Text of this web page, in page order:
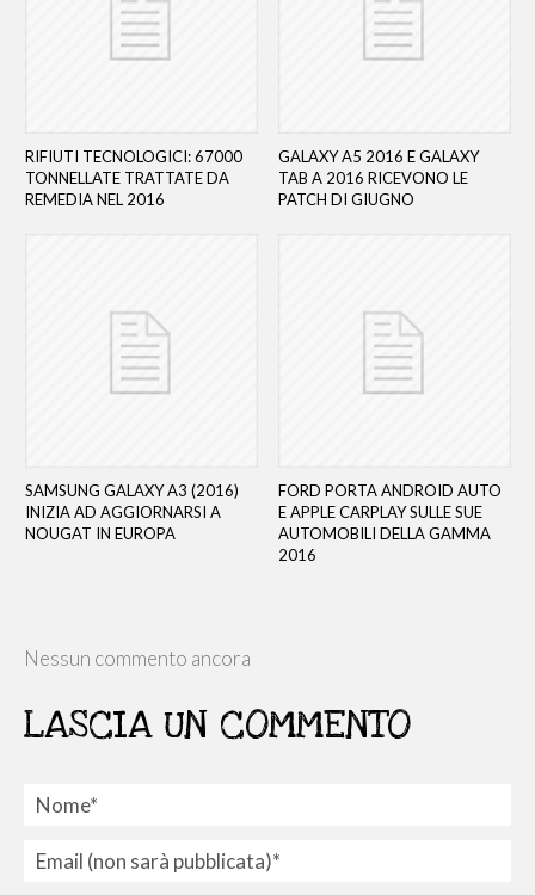
RIFIUTI TECNOLOGICI: 67000
TONNELLATE TRATTATE DA
REMEDIA NEL 2016
GALAXY A5 2016 E GALAXY
TAB A 2016 RICEVONO LE
PATCH DI GIUGNO
SAMSUNG GALAXY A3 (2016)
INIZIA AD AGGIORNARSI A
NOUGAT IN EUROPA
FORD PORTA ANDROID AUTO
E APPLE CARPLAY SULLE SUE
AUTOMOBILI DELLA GAMMA
2016
Nessun commento ancora
LASCIA UN COMMENTO